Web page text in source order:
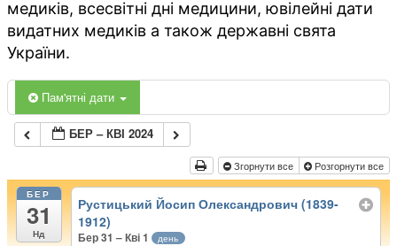
медиків, всесвітні дні медицини, ювілейні дати
видатних медиків а також державні свята
України.
Пам'ятні дати
БЕР – КВІ 2024
Згорнути все Розгорнути все
БЕР
31
Нд
Рустицький Йосип Олександрович (1839-
1912)
Бер 31 – Кві 1 день